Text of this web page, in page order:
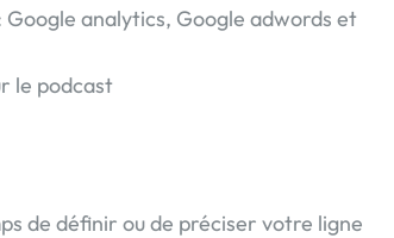
Google analytics, Google adwords et
le podcast
de définir ou de préciser votre ligne